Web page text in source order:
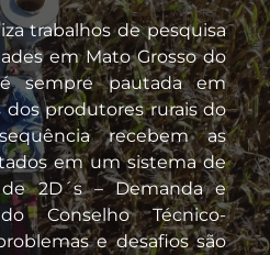
trabalhos de pesquisa
em Mato Grosso do
sempre pautada em
dos produtores rurais do
recebem as
em um sistema de
2D´s – Demanda e
Conselho Técnico-
e desafios são